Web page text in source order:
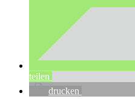
teilen
drucken